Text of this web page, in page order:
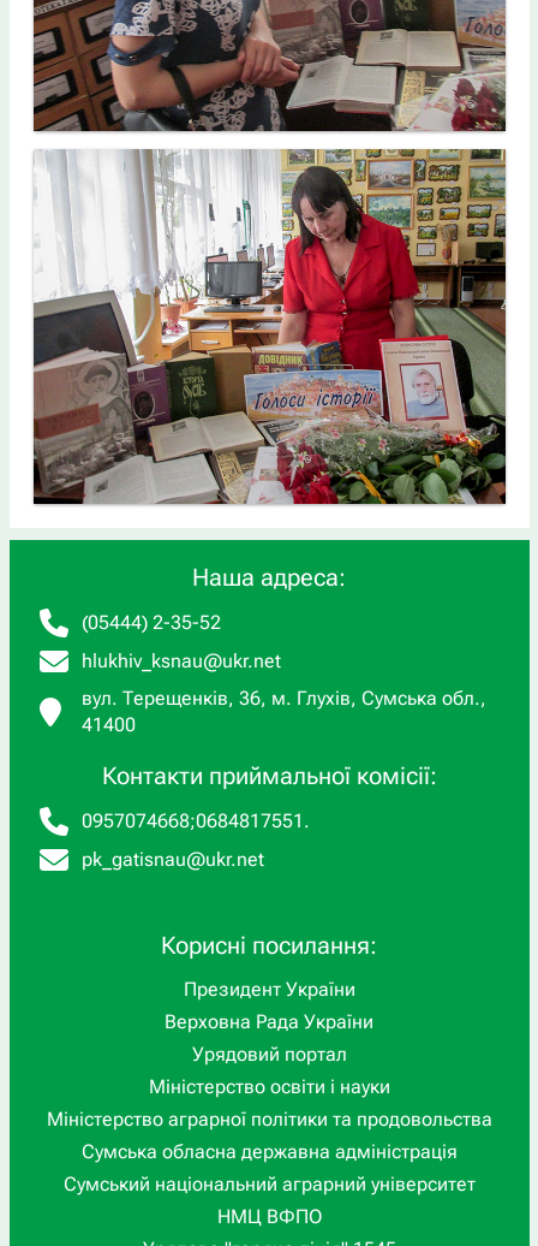
Наша адреса:
(05444) 2-35-52
hlukhiv_ksnau@ukr.net
вул. Терещенків, 36, м. Глухів, Сумська обл.,
41400
Контакти приймальної комісії:
0957074668;0684817551 .
pk_gatisnau@ukr.net
Корисні посилання:
Президент України
Верховна Рада України
Урядовий портал
Міністерство освіти і науки
Міністерство аграрної політики та продовольства
Сумська обласна державна адміністрація
Сумський національний аграрний університет
НМЦ ВФПО